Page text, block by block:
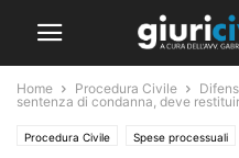
Home Procedura Civile
sentenza di condanna, deve
Procedura Civile Spese processuali